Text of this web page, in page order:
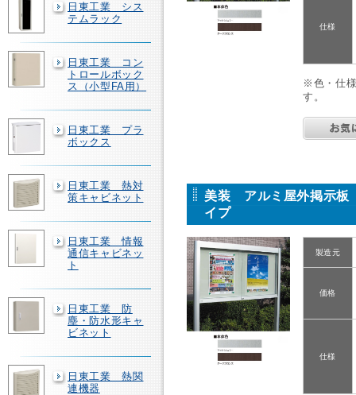
日東工業 シス
テムラック
日東工業 コン
トロールボック
ス（小型FA用）
日東工業 プラ
ボックス
日東工業 熱対
策キャビネット
日東工業 情報
通信キャビネッ
ト
日東工業 防
塵・防水形キャ
ビネット
日東工業 熱関
連機器
仕様
※色・仕
す。
美装 アルミ屋外掲示
イプ
製造元
価格
仕様